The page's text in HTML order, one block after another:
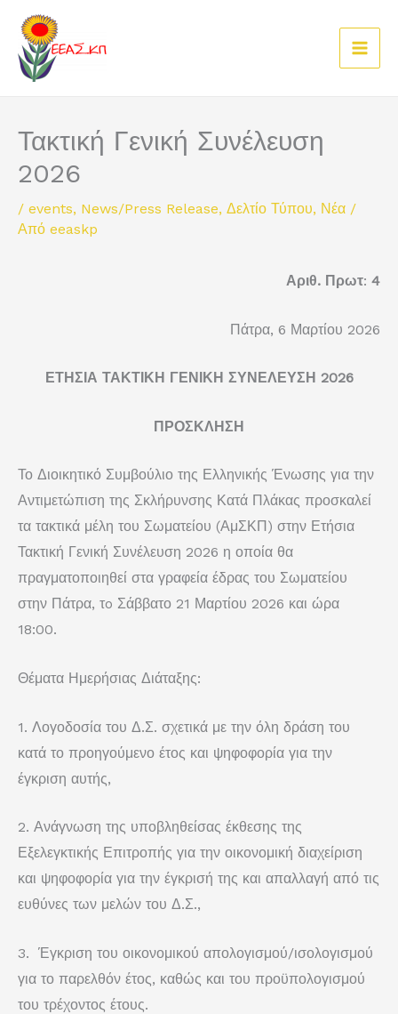
Μετάβαση
περιεχόμενο
Τακτική Γενική Συνέλευση
2026
/ events, News/Press Release, Δελτίο Τύπου, Νέα /
Από eeaskp
Αριθ. Πρωτ: 4
Πάτρα, 6 Μαρτίου 2026
ΕΤΗΣΙΑ ΤΑΚΤΙΚΗ ΓΕΝΙΚΗ ΣΥΝΕΛΕΥΣΗ 2026
ΠΡΟΣΚΛΗΣΗ
Το Διοικητικό Συμβούλιο της Ελληνικής Ένωσης για την
Αντιμετώπιση της Σκλήρυνσης Κατά Πλάκας προσκαλεί
τα τακτικά μέλη του Σωματείου (ΑμΣΚΠ) στην Ετήσια
Τακτική Γενική Συνέλευση 2026 η οποία θα
πραγματοποιηθεί στα γραφεία έδρας του Σωματείου
στην Πάτρα, τo Σάββατο 21 Μαρτίου 2026 και ώρα
18:00.
Θέματα Ημερήσιας Διάταξης:
1. Λογοδοσία του Δ.Σ. σχετικά με την όλη δράση του
κατά το προηγούμενο έτος και ψηφοφορία για την
έγκριση αυτής,
2. Ανάγνωση της υποβληθείσας έκθεσης της
Εξελεγκτικής Επιτροπής για την οικονομική διαχείριση
και ψηφοφορία για την έγκρισή της και απαλλαγή από τις
ευθύνες των μελών του Δ.Σ.,
3. Έγκριση του οικονομικού απολογισμού/ισολογισμού
για το παρελθόν έτος, καθώς και του προϋπολογισμού
του τρέχοντος έτους.